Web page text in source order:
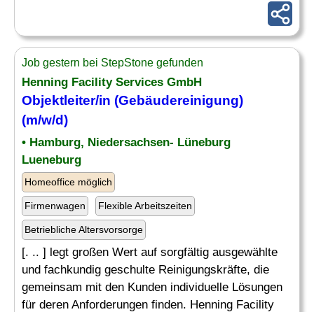
Job gestern bei StepStone gefunden
Henning Facility Services GmbH
Objektleiter/in (Gebäudereinigung)
(m/w/d)
• Hamburg, Niedersachsen- Lüneburg
Lueneburg
Homeoffice möglich
Firmenwagen Flexible Arbeitszeiten
Betriebliche Altersvorsorge
[. .. ] legt großen Wert auf sorgfältig ausgewählte
und fachkundig geschulte Reinigungskräfte, die
gemeinsam mit den Kunden individuelle Lösungen
für deren Anforderungen finden. Henning Facility